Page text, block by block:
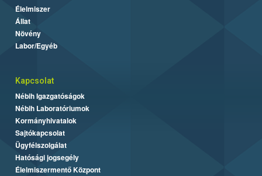
Élelmiszer
Állat
Növény
Labor/Egyéb
Kapcsolat
Nébih Igazgatóságok
Nébih Laboratóriumok
Kormányhivatalok
Sajtókapcsolat
Ügyfélszolgálat
Hatósági jogsegély
Élelmiszermentő Központ